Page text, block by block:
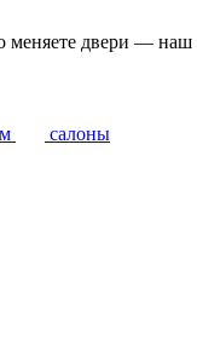
меняете двери —
салоны